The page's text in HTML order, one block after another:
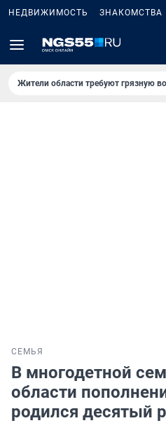
НЕДВИЖИМОСТЬ ЗНАКОМСТВА
Жители области требуют грязную
СЕМЬЯ
В многодетной
области
родился десятый